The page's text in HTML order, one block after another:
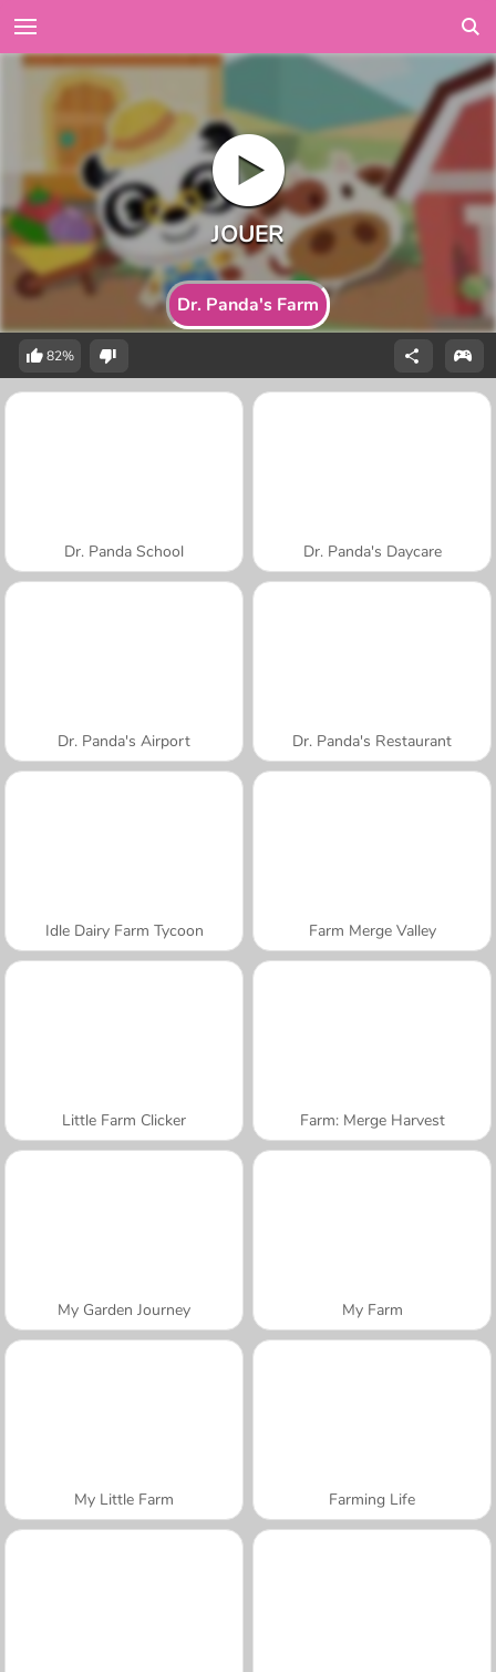
Dr. Panda's Farm
82%
Dr. Panda School Dr. Panda's Daycare
Dr. Panda's Airport Dr. Panda's Restaurant
Idle Dairy Farm Tycoon Farm Merge Valley
Little Farm Clicker Farm: Merge Harvest
My Garden Journey My Farm
My Little Farm Farming Life